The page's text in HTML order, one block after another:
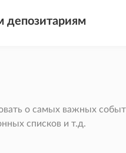
депозитариям
о самых важных
списков и т.д.